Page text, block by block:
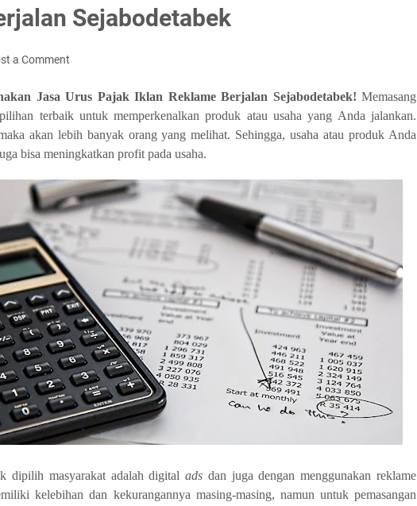
Sejabodetabek
a Comment
Jasa Urus Pajak Iklan Reklame Berjalan Sejabodetabek! Memasang
terbaik untuk memperkenalkan produk atau usaha yang Anda jalankan.
akan lebih banyak orang yang melihat. Sehingga, usaha atau produk Anda
bisa meningkatkan profit pada usaha.
dipilih masyarakat adalah digitalads dan juga dengan menggunakan reklame
kelebihan dan kekurangannya masing-masing, namun untuk pemasangan